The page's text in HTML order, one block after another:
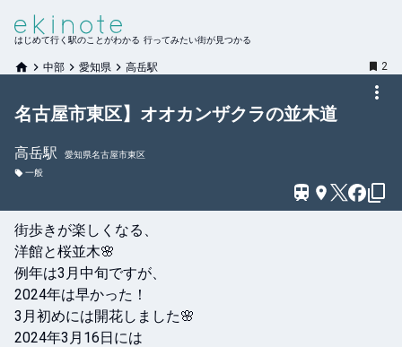
はじめて行く駅のことがわかる 行ってみたい街が見つかる
中部 愛知県 高岳駅 2
名古屋市東区】オオカンザクラの並木道
高岳駅
愛知県名古屋市東区
一般
街歩きが楽しくなる、
洋館と桜並木🌸
例年は3月中旬ですが、
2024年は早かった！
3月初めには開花しました🌸
2024年3月16日には